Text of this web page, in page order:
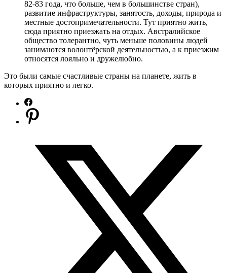
82-83 года, что больше, чем в большинстве стран),
развитие инфраструктуры, занятость, доходы, природа и
местные достопримечательности. Тут приятно жить,
сюда приятно приезжать на отдых. Австралийское
общество толерантно, чуть меньше половины людей
занимаются волонтёрской деятельностью, а к приезжим
относятся лояльно и дружелюбно.
Это были самые счастливые страны на планете, жить в
которых приятно и легко.